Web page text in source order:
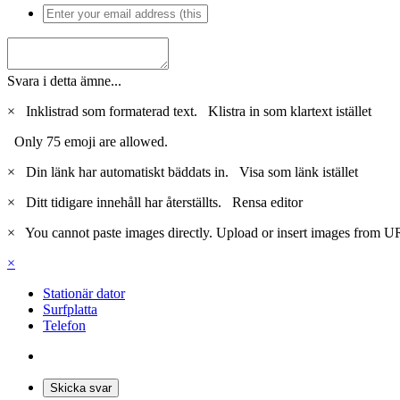
Svara i detta ämne...
×
Inklistrad som formaterad text. Klistra in som klartext istället
Only 75 emoji are allowed.
×
Din länk har automatiskt bäddats in. Visa som länk istället
×
Ditt tidigare innehåll har återställts. Rensa editor
×
You cannot paste images directly. Upload or insert images from
×
Stationär dator
Surfplatta
Telefon
Skicka svar